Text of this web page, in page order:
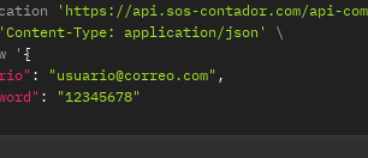
'https://api.sos-contador.com/api-
'Content-Type: application/json'
' {
: "usuario@correo.com" ,
:
"12345678"